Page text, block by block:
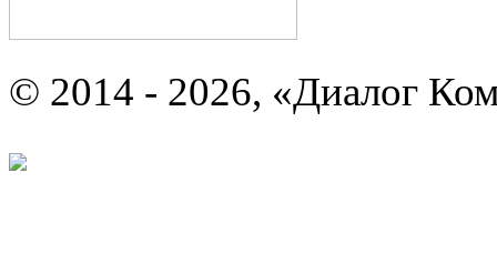
© 2014 - 2026, «Диалог